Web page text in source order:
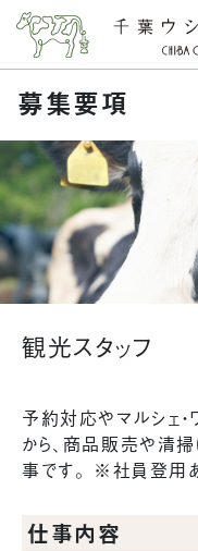
募集要項
観光スタッフ
予約対応やマルシェ・
から、商品販売や清
事です。 ※社員登用
仕事内容